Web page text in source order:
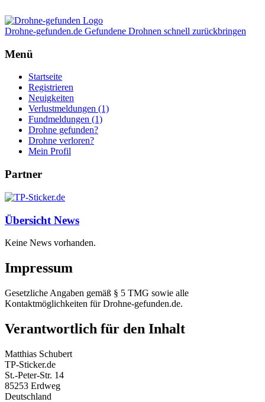
Drohne-gefunden.de Gefundene Drohnen schnell zurückbringen
Menü
Startseite
Registrieren
Neuigkeiten
Verlustmeldungen (1)
Fundmeldungen (1)
Drohne gefunden?
Drohne verloren?
Mein Profil
Partner
Übersicht News
Keine News vorhanden.
Impressum
Gesetzliche Angaben gemäß § 5 TMG sowie alle
Kontaktmöglichkeiten für Drohne-gefunden.de.
Verantwortlich für den Inhalt
Matthias Schubert
TP-Sticker.de
St.-Peter-Str. 14
85253 Erdweg
Deutschland